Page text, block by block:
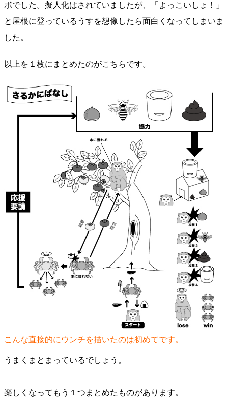
ボでした。擬人化はされていましたが、「よっこいしょ！」
と屋根に登っているうすを想像したら面白くなってしまいま
した。
以上を１枚にまとめたのがこちらです。
こんな直接的にウンチを描いたのは初めてです。
うまくまとまっているでしょう。
楽しくなってもう１つまとめたものがあります。